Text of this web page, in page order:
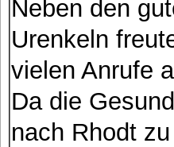
Neben den
Urenkeln
vielen Anrufe
Da die
nach Rhodt